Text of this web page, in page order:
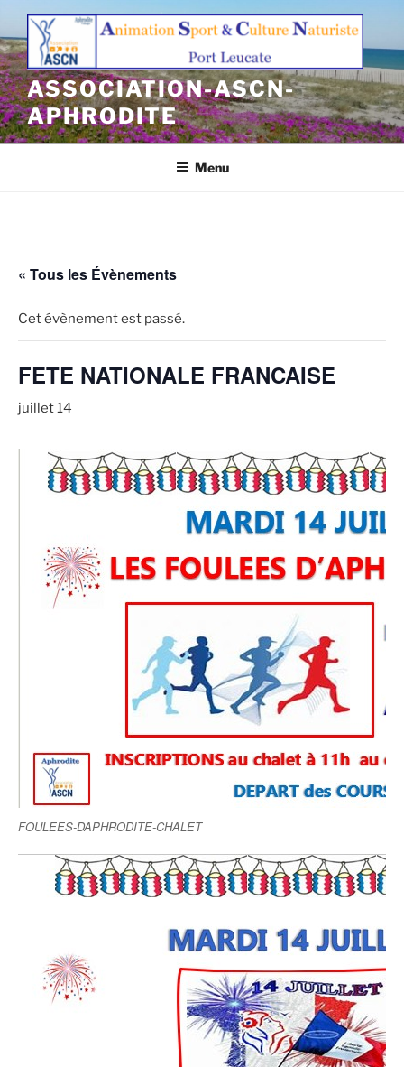
Aller
contenu
principal
ASSOCIATION-ASCN-
APHRODITE
Menu
« Tous les Évènements
Cet évènement est passé.
FETE NATIONALE FRANCAISE
juillet 14
FOULEES-DAPHRODITE-CHALET